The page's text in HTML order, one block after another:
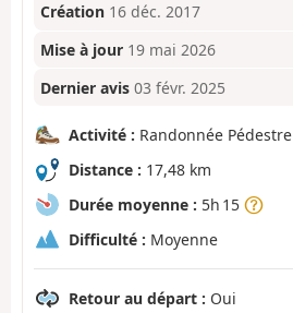
Création 16 déc. 2017
Mise à jour 19 mai 2026
Dernier avis 03 févr. 2025
Activité : Randonnée Pédestre
Distance : 17,48 km
Durée moyenne : 5h 15
Difficulté : Moyenne
Retour au départ : Oui